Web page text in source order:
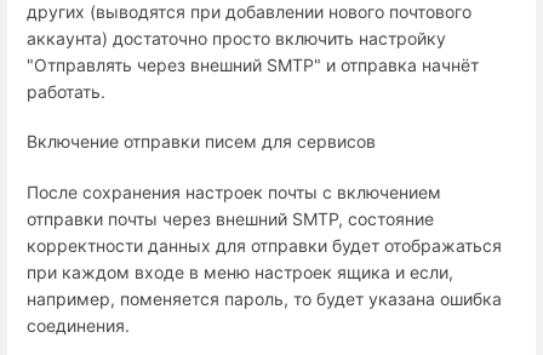
других (выводятся при добавлении нового почтового
аккаунта) достаточно просто включить настройку
"Отправлять через внешний SMTP" и отправка начнёт
работать.
Включение отправки писем для сервисов
После сохранения настроек почты с включением
отправки почты через внешний SMTP, состояние
корректности данных для отправки будет отображаться
при каждом входе в меню настроек ящика и если,
например, поменяется пароль, то будет указана ошибка
соединения.